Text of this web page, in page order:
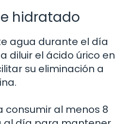
hidratado
agua durante el día
diluir el ácido úrico en
su eliminación a
consumir al menos 8